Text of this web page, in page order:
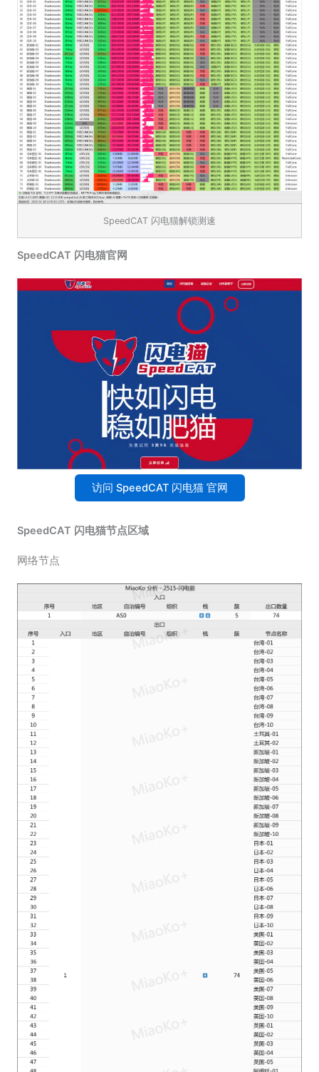
SpeedCAT 闪电猫解锁测速
SpeedCAT 闪电猫官网
访问 SpeedCAT 闪电猫 官网
SpeedCAT 闪电猫节点区域
网络节点